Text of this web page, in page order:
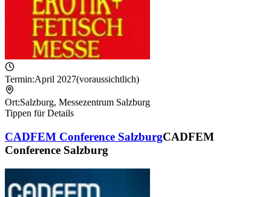
Termin:April 2027(voraussichtlich)
Ort:Salzburg, Messezentrum Salzburg
Tippen für Details
CADFEM Conference SalzburgCADFEM
Conference Salzburg